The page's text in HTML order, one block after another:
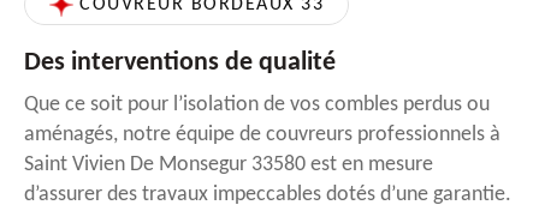
COUVREUR BORDEAUX 33
Des interventions de qualité
Que ce soit pour l’isolation de vos combles perdus ou
aménagés, notre équipe de couvreurs professionnels à
Saint Vivien De Monsegur 33580 est en mesure
d’assurer des travaux impeccables dotés d’une garantie.